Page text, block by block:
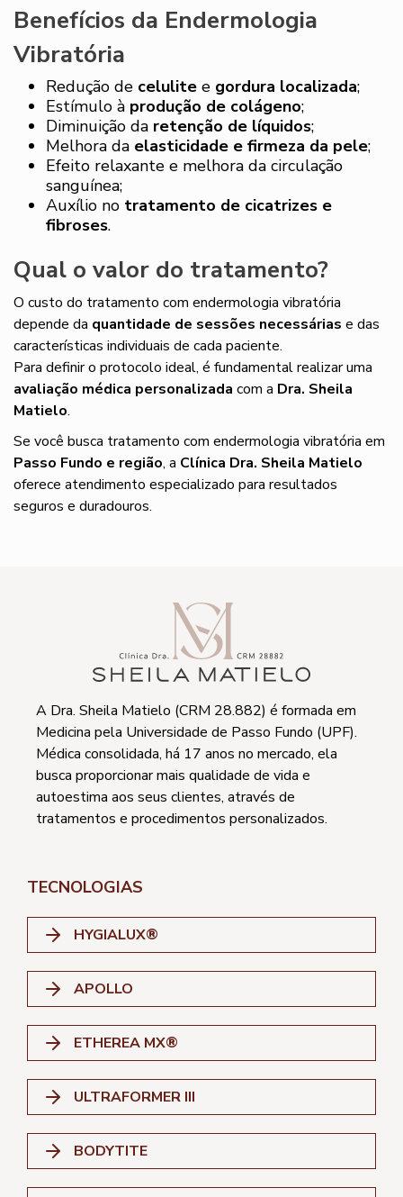
Benefícios da Endermologia
Vibratória
Redução de celulite e gordura localizada;
Estímulo à produção de colágeno;
Diminuição da retenção de líquidos;
Melhora da elasticidade e firmeza da pele;
Efeito relaxante e melhora da circulação
sanguínea;
Auxílio no tratamento de cicatrizes e
fibroses.
Qual o valor do tratamento?
O custo do tratamento com endermologia vibratória
depende da quantidade de sessões necessárias e das
características individuais de cada paciente.
Para definir o protocolo ideal, é fundamental realizar uma
avaliação médica personalizada com a Dra. Sheila
Matielo.
Se você busca tratamento com endermologia vibratória em
Passo Fundo e região, a Clínica Dra. Sheila Matielo
oferece atendimento especializado para resultados
seguros e duradouros.
A Dra. Sheila Matielo (CRM 28.882) é formada em
Medicina pela Universidade de Passo Fundo (UPF).
Médica consolidada, há 17 anos no mercado, ela
busca proporcionar mais qualidade de vida e
autoestima aos seus clientes, através de
tratamentos e procedimentos personalizados.
TECNOLOGIAS
HYGIALUX®
APOLLO
ETHEREA MX®
ULTRAFORMER III
BODYTITE